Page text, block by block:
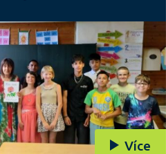
Více